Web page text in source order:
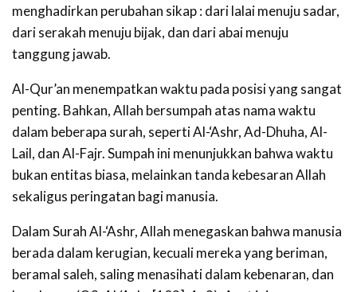
menghadirkan perubahan sikap : dari lalai menuju sadar,
dari serakah menuju bijak, dan dari abai menuju
tanggung jawab.
Al-Qur’an menempatkan waktu pada posisi yang sangat
penting. Bahkan, Allah bersumpah atas nama waktu
dalam beberapa surah, seperti Al-‘Ashr, Ad-Dhuha, Al-
Lail, dan Al-Fajr. Sumpah ini menunjukkan bahwa waktu
bukan entitas biasa, melainkan tanda kebesaran Allah
sekaligus peringatan bagi manusia.
Dalam Surah Al-‘Ashr, Allah menegaskan bahwa manusia
berada dalam kerugian, kecuali mereka yang beriman,
beramal saleh, saling menasihati dalam kebenaran, dan